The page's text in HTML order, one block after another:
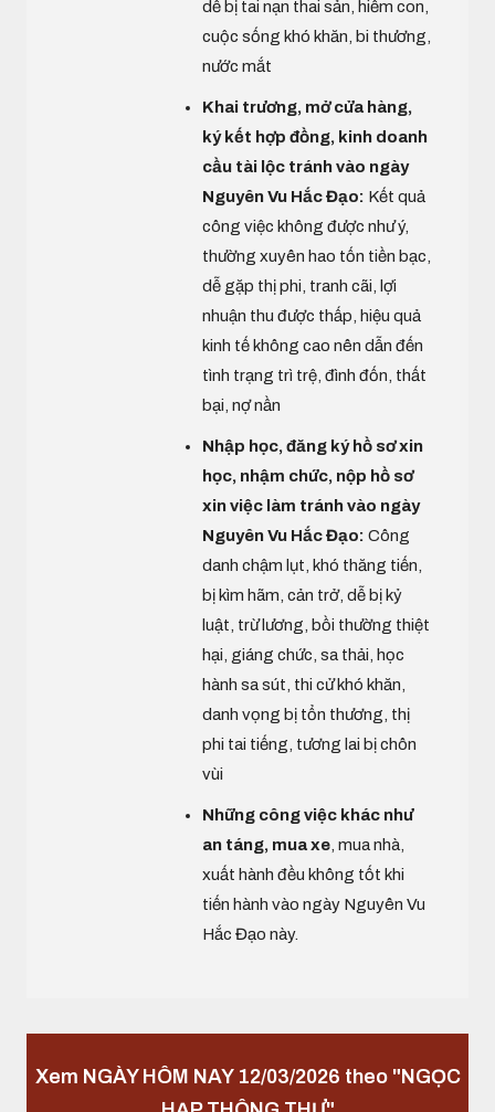
dễ bị tai nạn thai sản, hiếm con,
cuộc sống khó khăn, bi thương,
nước mắt
Khai trương, mở cửa hàng,
ký kết hợp đồng, kinh doanh
cầu tài lộc tránh vào ngày
Nguyên Vu Hắc Đạo: Kết quả
công việc không được như ý,
thường xuyên hao tốn tiền bạc,
dễ gặp thị phi, tranh cãi, lợi
nhuận thu được thấp, hiệu quả
kinh tế không cao nên dẫn đến
tình trạng trì trệ, đình đốn, thất
bại, nợ nần
Nhập học, đăng ký hồ sơ xin
học, nhậm chức, nộp hồ sơ
xin việc làm tránh vào ngày
Nguyên Vu Hắc Đạo: Công
danh chậm lụt, khó thăng tiến,
bị kìm hãm, cản trở, dễ bị kỷ
luật, trừ lương, bồi thường thiệt
hại, giáng chức, sa thải, học
hành sa sút, thi cử khó khăn,
danh vọng bị tổn thương, thị
phi tai tiếng, tương lai bị chôn
vùi
Những công việc khác như
an táng, mua xe , mua nhà,
xuất hành đều không tốt khi
tiến hành vào ngày Nguyên Vu
Hắc Đạo này.
Xem NGÀY HÔM NAY 12/03/2026 theo "NGỌC